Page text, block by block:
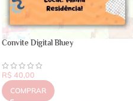
Convite Digital Bluey
R$ 40,00
COMPRAR